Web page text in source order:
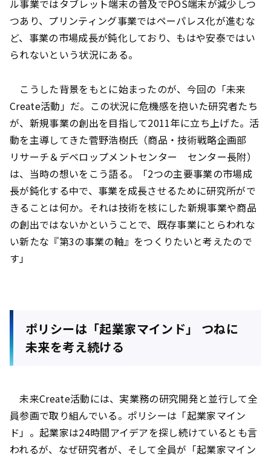
ル事業ではタブレット端末の普及でPOS端末が減少しつ
つあり、プリンティング事業ではペーパレス化が進むな
ど、事業の市場成長が鈍化しており、もはや安泰ではい
られないという状況にある。
こうした背景をもとに始まったのが、今回の「未来
Create活動」だ。この状況に危機感を抱いた研究者たち
が、新規事業の創出を目指して2011年に立ち上げた。活
動を主導してきた菅野浩樹氏（商品・技術戦略企画部
リサーチ＆デベロップメントセンター センター長附）
は、当時の想いをこう語る。「2つの主要事業の市場成
長が鈍化する中で、事業を成長させるために研究所がで
きることは何か。それは技術を核にした新規事業や商品
の創出ではないかということで、既存事業にとらわれな
い新たな『第3の事業の軸』をつくりたいと考えたので
す」
ポリシーは「起業家マインド」 つねに
未来を考え続ける
未来Create活動には、実業務の研究開発と並行して全
員参画で取り組んでいる。ポリシーは「起業家マイン
ド」。起業家は24時間アイデアを探し続けているとも言
われるが、なぜ研究者が、そして全員が「起業家マイン